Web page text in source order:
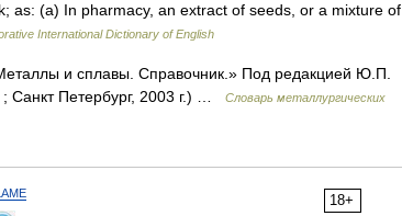
as: (a) In pharmacy, an extract of seeds, or a mixture of
International Dictionary of English
и сплавы. Справочник.» Под редакцией Ю.П.
Петербург, 2003 г.) …
Словарь металлургических
18+